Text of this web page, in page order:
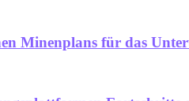
Minenplans für das